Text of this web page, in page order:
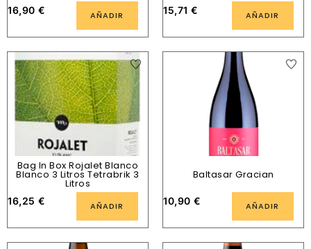
16,90 € AÑADIR 15,71 € AÑADIR
Bag In Box Rojalet Blanco
Blanco 3 Litros Tetrabrik 3
Litros
16,25 € AÑADIR
Baltasar Gracian
10,90 € AÑADIR